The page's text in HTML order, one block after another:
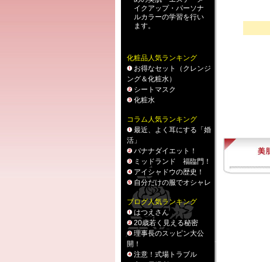
イクアップ・ パーソナ
ルカラーの学習を行い
ます。
化粧品人気ランキング
お得なセット（クレンジ
ング＆化粧水）
シートマスク
化粧水
コラム人気ランキング
最近、よく耳にする「婚
活」
バナナダイエット！
ミッドランド 福臨門！
アイシャドウの歴史！
自分だけの服でオシャレ
ブログ人気ランキング
はつえさん
20歳若く見える秘密
理事長のスッピン大公
開！
注意！式場トラブル